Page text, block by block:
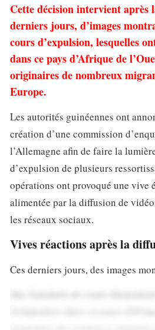
Cette décision intervient après
derniers jours, d’images
cours d’expulsion, lesquelles
dans ce pays d’Afrique de
originaires de nombreux
Europe.
Les autorités guinéennes ont
création d’une commission
l’Allemagne afin de faire la
d’expulsion de plusieurs
opérations ont provoqué une vive
alimentée par la diffusion de
les réseaux sociaux.
Vives réactions après la
Ces derniers jours, des images